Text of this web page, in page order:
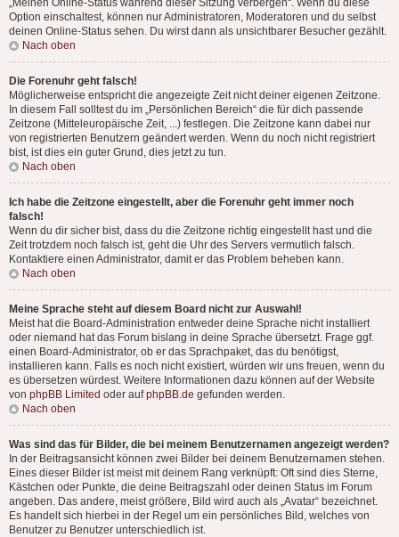
„Meinen Online-Status während dieser Sitzung verbergen“. Wenn du diese
Option einschaltest, können nur Administratoren, Moderatoren und du selbst
deinen Online-Status sehen. Du wirst dann als unsichtbarer Besucher gezählt.
Nach oben
Die Forenuhr geht falsch!
Möglicherweise entspricht die angezeigte Zeit nicht deiner eigenen Zeitzone.
In diesem Fall solltest du im „Persönlichen Bereich“ die für dich passende
Zeitzone (Mitteleuropäische Zeit, ...) festlegen. Die Zeitzone kann dabei nur
von registrierten Benutzern geändert werden. Wenn du noch nicht registriert
bist, ist dies ein guter Grund, dies jetzt zu tun.
Nach oben
Ich habe die Zeitzone eingestellt, aber die Forenuhr geht immer noch
falsch!
Wenn du dir sicher bist, dass du die Zeitzone richtig eingestellt hast und die
Zeit trotzdem noch falsch ist, geht die Uhr des Servers vermutlich falsch.
Kontaktiere einen Administrator, damit er das Problem beheben kann.
Nach oben
Meine Sprache steht auf diesem Board nicht zur Auswahl!
Meist hat die Board-Administration entweder deine Sprache nicht installiert
oder niemand hat das Forum bislang in deine Sprache übersetzt. Frage ggf.
einen Board-Administrator, ob er das Sprachpaket, das du benötigst,
installieren kann. Falls es noch nicht existiert, würden wir uns freuen, wenn du
es übersetzen würdest. Weitere Informationen dazu können auf der Website
von phpBB Limited oder aufphpBB.de gefunden werden.
Nach oben
Was sind das für Bilder, die bei meinem Benutzernamen angezeigt werden?
In der Beitragsansicht können zwei Bilder bei deinem Benutzernamen stehen.
Eines dieser Bilder ist meist mit deinem Rang verknüpft: Oft sind dies Sterne,
Kästchen oder Punkte, die deine Beitragszahl oder deinen Status im Forum
angeben. Das andere, meist größere, Bild wird auch als „Avatar“ bezeichnet.
Es handelt sich hierbei in der Regel um ein persönliches Bild, welches von
Benutzer zu Benutzer unterschiedlich ist.